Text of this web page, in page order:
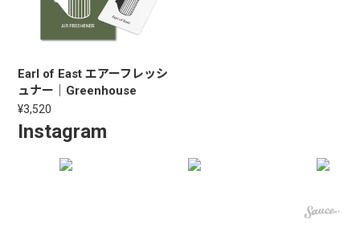
Earl of East エアーフレッシ
ュナー｜Greenhouse
¥3,520
Instagram